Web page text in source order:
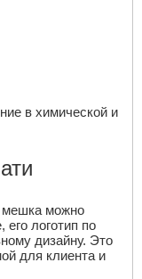
в химической и
мешка можно
логотип по
дизайну. Это
для клиента и